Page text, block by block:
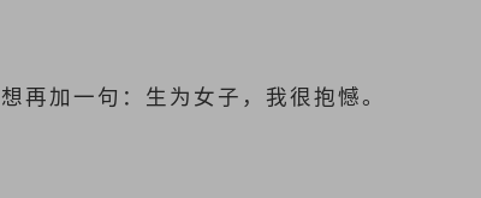
再加一句：生为女子，我很抱憾。